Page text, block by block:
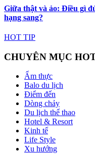
Giữa thật và ảo: Điều gì
hạng sang?
HOT TIP
CHUYÊN MỤC
Ẩm thực
Balo du lịch
Điểm đến
Dòng chảy
Du lịch thể thao
Hotel & Resort
Kinh tế
Life Style
Xu hướng